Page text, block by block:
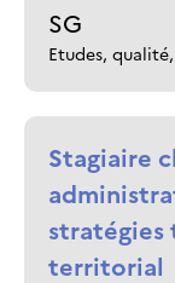
SG
Etudes,
Stagiaire
stratégies
territorial